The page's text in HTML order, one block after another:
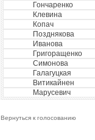
Гончаренко
Клевина
Копач
Позднякова
Иванова
Григоращенко
Симонова
Галагуцкая
Витикайнен
Марусевич
Вернуться к голосованию